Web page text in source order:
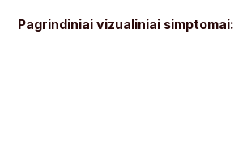
Pagrindiniai vizualiniai simptomai: